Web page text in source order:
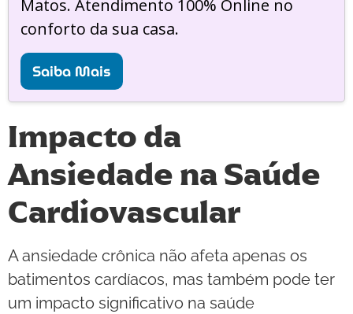
Matos. Atendimento 100% Online no
conforto da sua casa.
Saiba Mais
Impacto da
Ansiedade na Saúde
Cardiovascular
A ansiedade crônica não afeta apenas os
batimentos cardíacos, mas também pode ter
um impacto significativo na saúde